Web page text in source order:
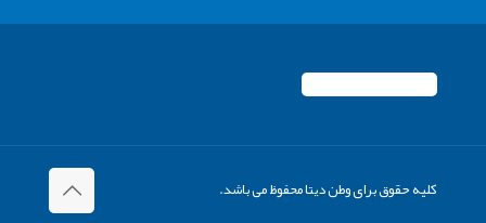
کلیه حقوق برای وطن دیتا محفوظ می باشد.